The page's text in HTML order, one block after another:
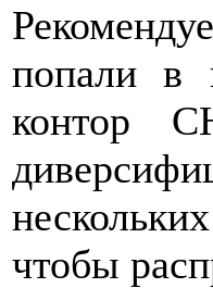
попали в
контор
чтобы